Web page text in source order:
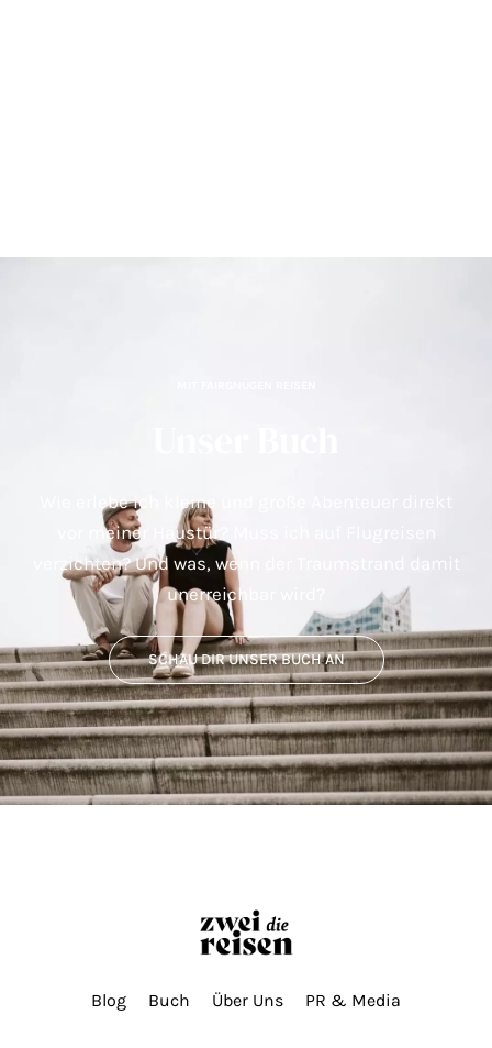
Wie erlebe ich kleine und große Abenteuer direkt
vor meiner Haustür? Muss ich auf Flugreisen
verzichten? Und was, wenn der Traumstrand damit
unerreichbar wird?
SCHAU DIR UNSER BUCH AN
Blog Buch Über Uns PR & Media